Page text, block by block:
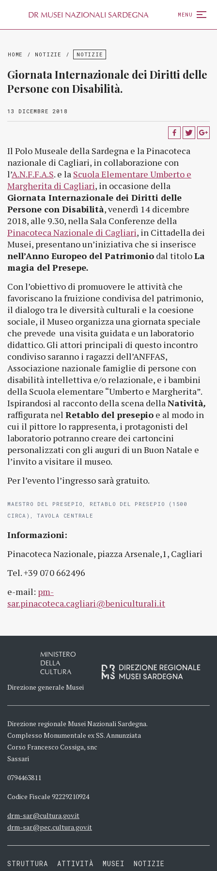
DR MUSEI NAZIONALI SARDEGNA MENU
HOME / NOTIZIE / NOTIZIE
Giornata Internazionale dei Diritti delle
Persone con Disabilità.
13 DICEMBRE 2018
Il Polo Museale della Sardegna e la Pinacoteca
nazionale di Cagliari, in collaborazione con
l’A.N.F.F.A.S. e la Scuola Elementare Umberto e
Margherita di Cagliari, in occasione della
Giornata Internazionale dei Diritti delle
Persone con Disabilità, venerdì 14 dicembre
2018, alle 9.30, nella Sala Conferenze della
Pinacoteca Nazionale di Cagliari, in Cittadella dei
Musei, presentano un’iniziativa che si inserisce
nell’Anno Europeo del Patrimonio dal titoloLa
magia del Presepe.
Con l’obiettivo di promuovere le attività che
favoriscano la fruizione condivisa del patrimonio,
il dialogo tra le diversità culturali e la coesione
sociale, il Museo organizza una giornata speciale
che prevede una visita guidata e un laboratorio
didattico. Gli attori principali di questo incontro
condiviso saranno i ragazzi dell’ANFFAS,
Associazione nazionale famiglie di persone con
disabilità intellettiva e/o relazionale, e i bambini
della Scuola elementare “Umberto e Margherita”.
Ispirandosi al racconto della scena dellaNatività,
raffigurata nel Retablo del presepio e al modo in
cui il pittore lo rappresenta, i protagonisti del
laboratorio potranno creare dei cartoncini
personalizzati con gli auguri di un Buon Natale e
l’invito a visitare il museo.
Per l’evento l’ingresso sarà gratuito.
MAESTRO DEL PRESEPIO, RETABLO DEL PRESEPIO (1500
CIRCA), TAVOLA CENTRALE
Informazioni:
Pinacoteca Nazionale, piazza Arsenale,1, Cagliari
Tel. +39 070 662496
e-mail: pm-
sar.pinacoteca.cagliari@beniculturali.it
MINISTERO
DELLA
CULTURA
Direzione generale Musei
Direzione regionale Musei Nazionali Sardegna.
Complesso Monumentale ex SS. Annunziata
Corso Francesco Cossiga, snc
Sassari
0794463811
Codice Fiscale 92229210924
drm-sar@cultura.gov.it
drm-sar@pec.cultura.gov.it
STRUTTURA ATTIVITÀ MUSEI
NOTIZIE